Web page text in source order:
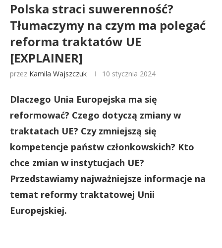
Polska straci suwerenność?
Tłumaczymy na czym ma polegać
reforma traktatów UE
[EXPLAINER]
przez Kamila Wajszczuk 10 stycznia 2024
Dlaczego Unia Europejska ma się
reformować? Czego dotyczą zmiany w
traktatach UE? Czy zmniejszą się
kompetencje państw członkowskich? Kto
chce zmian w instytucjach UE?
Przedstawiamy najważniejsze informacje na
temat reformy traktatowej Unii
Europejskiej.